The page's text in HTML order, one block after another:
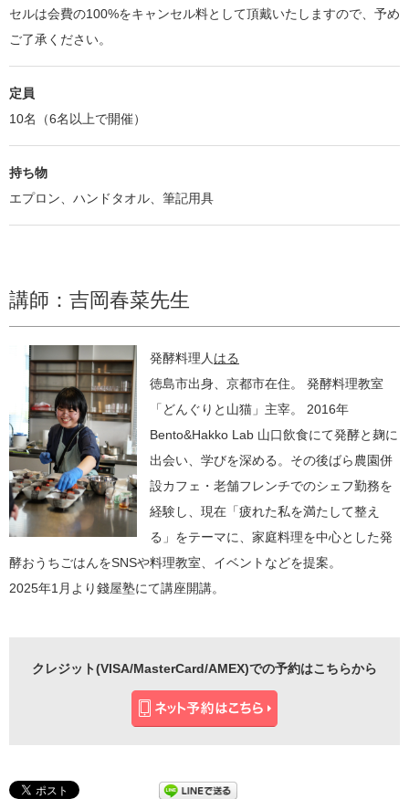
セルは会費の100%をキャンセル料として頂戴いたしますので、予め
ご了承ください。
定員
10名（6名以上で開催）
持ち物
エプロン、ハンドタオル、筆記用具
講師：吉岡春菜先生
発酵料理人はる
徳島市出身、京都市在住。 発酵料理教室
「どんぐりと山猫」主宰。 2016年
Bento&Hakko Lab 山口飲食にて発酵と麹に
出会い、学びを深める。その後ばら農園併
設カフェ・老舗フレンチでのシェフ勤務を
経験し、現在「疲れた私を満たして整え
る」をテーマに、家庭料理を中心とした発
酵おうちごはんをSNSや料理教室、イベントなどを提案。
2025年1月より錢屋塾にて講座開講。
クレジット(VISA/MasterCard/AMEX)での予約はこちらから